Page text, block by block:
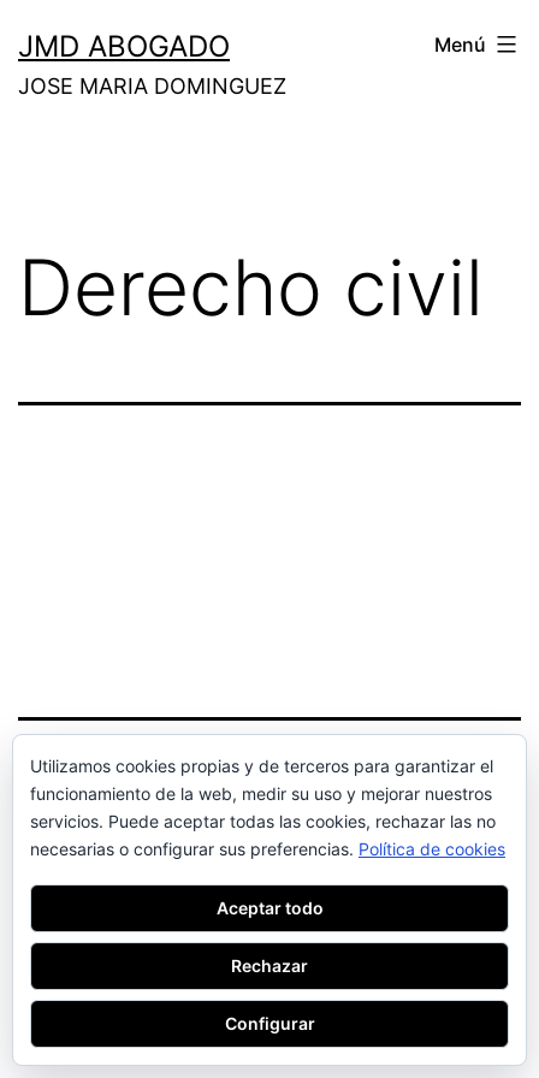
contenido
JMD ABOGADO
JOSE MARIA DOMINGUEZ
Menú
Derecho civil
JMD ABOGADO
Funciona gracias a WordPress.
Utilizamos cookies propias y de terceros para garantizar el
funcionamiento de la web, medir su uso y mejorar nuestros
servicios. Puede aceptar todas las cookies, rechazar las no
necesarias o configurar sus preferencias. Política de cookies
Aceptar todo
Rechazar
Configurar